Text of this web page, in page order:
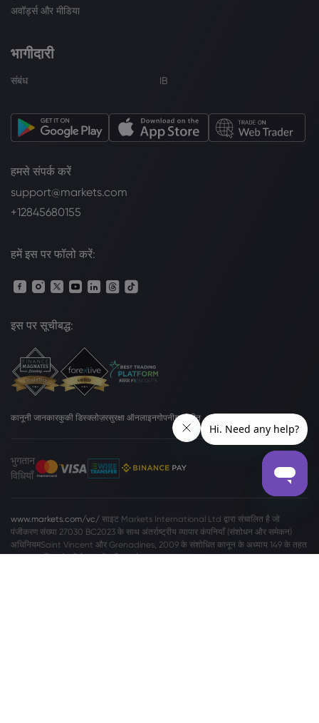
अवॉर्ड्स और मीडिया
भागीदारी
संबंध IB
हमसे संपर्क करें
support@markets.com
+12845680155
हमें इस पर फॉलो करें:
इस पर सूचीबद्ध:
कानूनी जानकारकुकी डिस्क्लोज़रसुरक्षा ऑनलाइनगोपनीयता नीत
भुगतान
विधियाँ
www.markets.com/vc/ साइट Markets International Ltd द्वारा संचालित है जो
पंजीकरण संख्या 27030 BC2023 के साथ अंतर्राष्ट्रीय व्यापार कंपनियाँ (संशोधन और समेकन)
अधिनियमSaint Vincent और Grenadines, 2009 के संशोधित कानून के अध्याय 149 के तहत
एक व्यावसायिक कंपनी के रूप में अधिकृत है। Markets International Ltd - Suite 310,